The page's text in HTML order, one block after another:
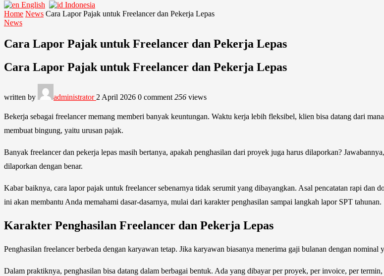
English
Indonesia
Home News Cara Lapor Pajak untuk Freelancer dan Pekerja Lepas
News
Cara Lapor Pajak untuk Freelancer dan Pekerja Lepas
Cara Lapor Pajak untuk Freelancer dan Pekerja Lepas
written by administrator 2 April 2026 0 comment 256 views
Bekerja sebagai freelancer memang memberi banyak keuntungan. Waktu kerja lebih fleksibel, klien bisa datang dari
membuat bingung, yaitu urusan pajak.
Banyak freelancer dan pekerja lepas masih bertanya, apakah penghasilan dari proyek juga harus dilaporkan?
dilaporkan dengan benar.
Kabar baiknya, cara lapor pajak untuk freelancer sebenarnya tidak serumit yang dibayangkan. Asal pencatatan rapi
ini akan membantu Anda memahami dasar-dasarnya, mulai dari karakter penghasilan sampai langkah lapor SPT tahunan.
Karakter Penghasilan Freelancer dan Pekerja Lepas
Penghasilan freelancer berbeda dengan karyawan tetap. Jika karyawan biasanya menerima gaji bulanan dengan
Dalam praktiknya, penghasilan bisa datang dalam berbagai bentuk. Ada yang dibayar per proyek, per invoice, per